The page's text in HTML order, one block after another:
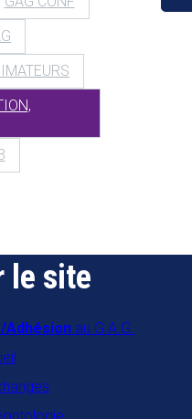
le site
Adhésion au G.A.G.